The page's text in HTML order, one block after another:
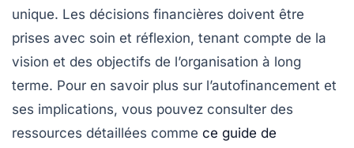
unique. Les décisions financières doivent être
prises avec soin et réflexion, tenant compte de la
vision et des objectifs de l’organisation à long
terme. Pour en savoir plus sur l’autofinancement et
ses implications, vous pouvez consulter des
ressources détaillées comme ce guide de